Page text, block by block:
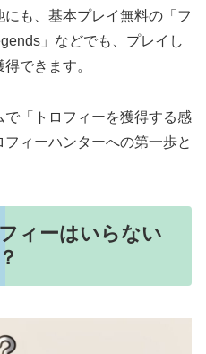
も、基本プレイ無料の「フ
」などでも、プレイし
できます。
「トロフィーを獲得する感
ィーハンターへの第一歩と
ィーはいらない